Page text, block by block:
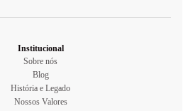
Institucional
Sobre nós
Blog
História e Legado
Nossos Valores